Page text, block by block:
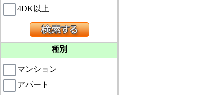
4DK以上
種別
マンション
アパート